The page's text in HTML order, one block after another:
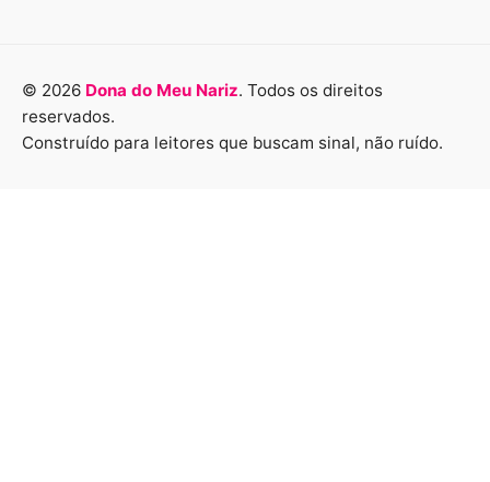
© 2026 Dona do Meu Nariz. Todos os direitos
reservados.
Construído para leitores que buscam sinal, não ruído.